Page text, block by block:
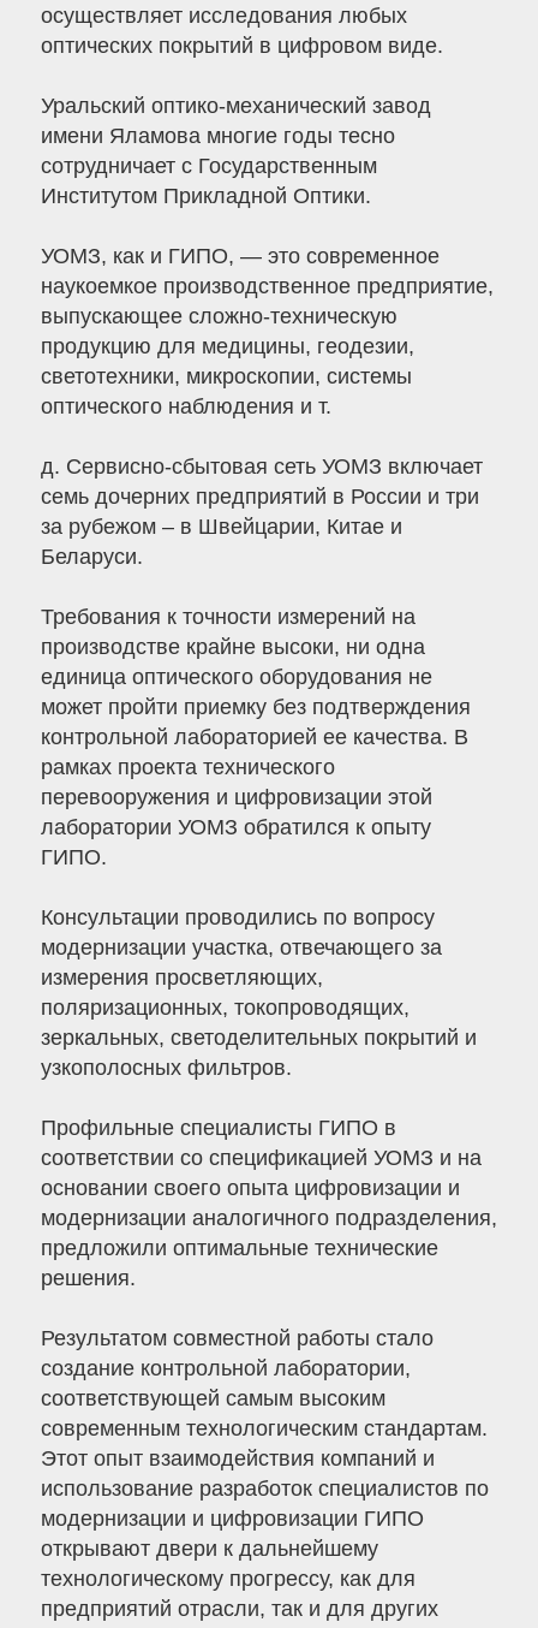
осуществляет исследования любых
оптических покрытий в цифровом виде.
Уральский оптико-механический завод
имени Яламова многие годы тесно
сотрудничает с Государственным
Институтом Прикладной Оптики.
УОМЗ, как и ГИПО, — это современное
наукоемкое производственное предприятие,
выпускающее сложно-техническую
продукцию для медицины, геодезии,
светотехники, микроскопии, системы
оптического наблюдения и т.
д. Сервисно-сбытовая сеть УОМЗ включает
семь дочерних предприятий в России и три
за рубежом – в Швейцарии, Китае и
Беларуси.
Требования к точности измерений на
производстве крайне высоки, ни одна
единица оптического оборудования не
может пройти приемку без подтверждения
контрольной лабораторией ее качества. В
рамках проекта технического
перевооружения и цифровизации этой
лаборатории УОМЗ обратился к опыту
ГИПО.
Консультации проводились по вопросу
модернизации участка, отвечающего за
измерения просветляющих,
поляризационных, токопроводящих,
зеркальных, светоделительных покрытий и
узкополосных фильтров.
Профильные специалисты ГИПО в
соответствии со спецификацией УОМЗ и на
основании своего опыта цифровизации и
модернизации аналогичного подразделения,
предложили оптимальные технические
решения.
Результатом совместной работы стало
создание контрольной лаборатории,
соответствующей самым высоким
современным технологическим стандартам.
Этот опыт взаимодействия компаний и
использование разработок специалистов по
модернизации и цифровизации ГИПО
открывают двери к дальнейшему
технологическому прогрессу, как для
предприятий отрасли, так и для других